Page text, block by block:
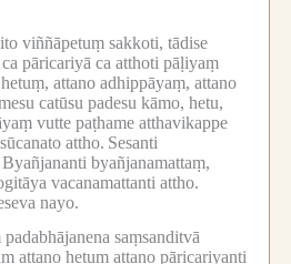
viññāpetuṃ sakkoti, tādise
pāricariyā ca atthoti pāḷiyaṃ
attano adhippāyaṃ, attano
catūsu padesu kāmo, hetu,
vutte paṭhame atthavikappe
attho. Sesanti
Byañjananti byañjanamattaṃ,
vacanamattanti attho.
nayo.
saṃsanditvā
attano hetuṃ attano pāricariyanti